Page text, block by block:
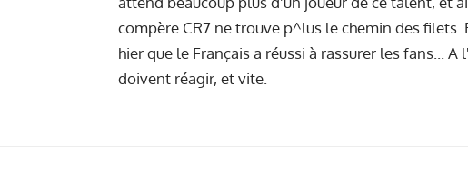
compère CR7 ne trouve p^lus le chemin des
hier que le Français a réussi à rassurer les fans...
doivent réagir, et vite.